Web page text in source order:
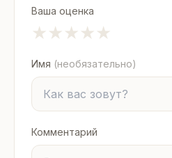
Ваша оценка
★
★
★
★
★
Имя (необязательно)
Комментарий